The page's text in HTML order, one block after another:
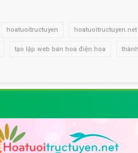
hoatuoitructuyen hoatuoitructuyen.net
tạo lập web bán hoa điện hoa